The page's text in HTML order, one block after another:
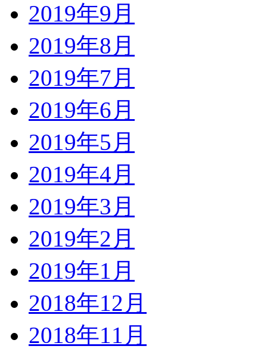
2019年9月
2019年8月
2019年7月
2019年6月
2019年5月
2019年4月
2019年3月
2019年2月
2019年1月
2018年12月
2018年11月